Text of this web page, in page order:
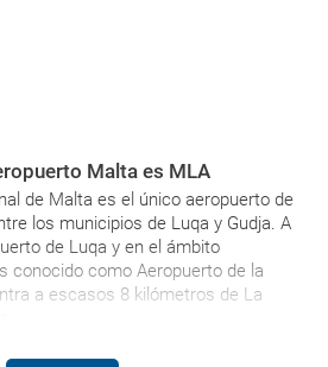
Malta es MLA
de Malta es el único aeropuerto de
los municipios de Luqa y Gudja. A
de Luqa y en el ámbito
conocido como Aeropuerto de la
a escasos 8 kilómetros de La